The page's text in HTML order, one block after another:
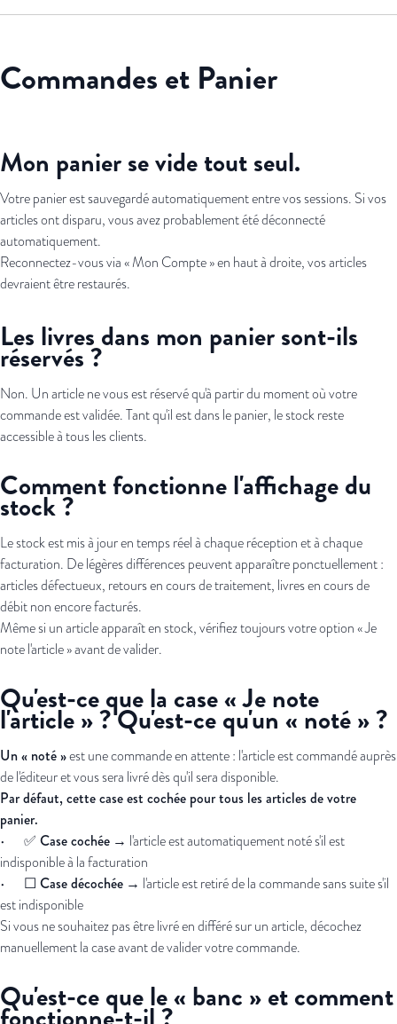
Commandes et Panier
Mon panier se vide tout seul.
Votre panier est sauvegardé automatiquement entre vos sessions. Si vos
articles ont disparu, vous avez probablement été déconnecté
automatiquement.
Reconnectez-vous via « Mon Compte » en haut à droite, vos articles
devraient être restaurés.
Les livres dans mon panier sont-ils
réservés ?
Non. Un article ne vous est réservé qu'à partir du moment où votre
commande est validée. Tant qu'il est dans le panier, le stock reste
accessible à tous les clients.
Comment fonctionne l'affichage du
stock ?
Le stock est mis à jour en temps réel à chaque réception et à chaque
facturation. De légères différences peuvent apparaître ponctuellement :
articles défectueux, retours en cours de traitement, livres en cours de
débit non encore facturés.
Même si un article apparaît en stock, vérifiez toujours votre option « Je
note l'article » avant de valider.
Qu'est-ce que la case « Je note
l'article » ? Qu'est-ce qu'un « noté » ?
Un « noté »est une commande en attente : l'article est commandé auprès
de l'éditeur et vous sera livré dès qu'il sera disponible.
Par défaut, cette case est cochée pour tous les articles de votre
panier.
• ✅ Case cochée → l'article est automatiquement noté s'il est
indisponible à la facturation
• ☐ Case décochée → l'article est retiré de la commande sans suite s'il
est indisponible
Si vous ne souhaitez pas être livré en différé sur un article, décochez
manuellement la case avant de valider votre commande.
Qu'est-ce que le « banc » et comment